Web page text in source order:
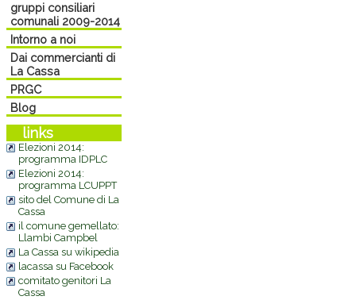
gruppi consiliari
comunali 2009-2014
Intorno a noi
Dai commercianti di
La Cassa
PRGC
Blog
links
Elezioni 2014:
programma IDPLC
Elezioni 2014:
programma LCUPPT
sito del Comune di La
Cassa
il comune gemellato:
Llambi Campbel
La Cassa su wikipedia
lacassa su Facebook
comitato genitori La
Cassa